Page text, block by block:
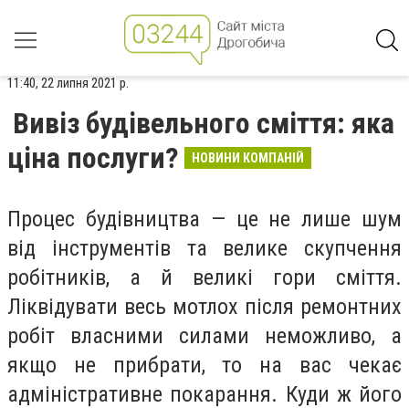
11:40, 22 липня 2021 р.
Вивіз будівельного сміття: яка
ціна послуги?
НОВИНИ КОМПАНІЙ
Процес будівництва — це не лише шум
від інструментів та велике скупчення
робітників, а й великі гори сміття.
Ліквідувати весь мотлох після ремонтних
робіт власними силами неможливо, а
якщо не прибрати, то на вас чекає
адміністративне покарання. Куди ж його